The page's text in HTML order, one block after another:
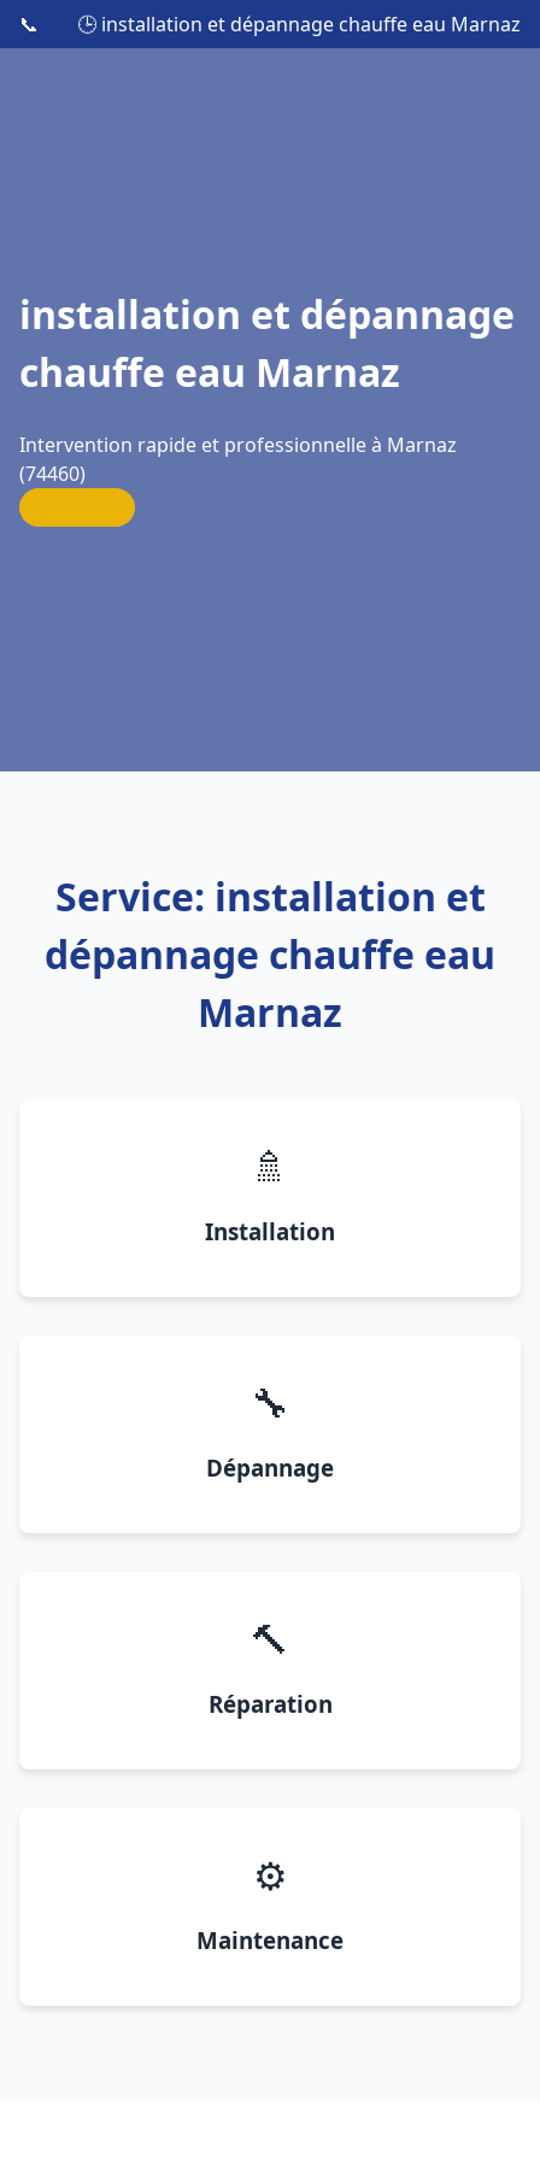
📞 🕒 installation et dépannage chauffe eau Marnaz
installation et dépannage
chauffe eau Marnaz
Intervention rapide et professionnelle à Marnaz
(74460)
Service: installation et
dépannage chauffe eau
Marnaz
🚿
Installation
🔧
Dépannage
🔨
Réparation
⚙️
Maintenance